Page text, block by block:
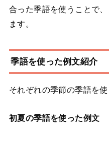
合った季語を使うことで
ます。
季語を使った例文紹介
それぞれの季節の季語を
初夏の季語を使った例文